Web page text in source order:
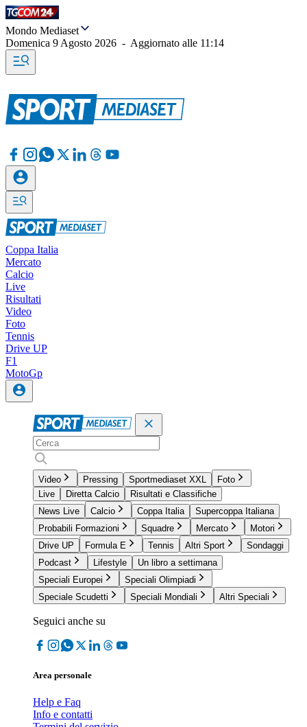
Mondo Mediaset
Domenica 9 Agosto 2026 - Aggiornato alle 11:14
Coppa Italia
Mercato
Calcio
Live
Risultati
Video
Foto
Tennis
Drive UP
F1
MotoGp
Video Pressing Sportmediaset XXL
Foto
Live
Diretta Calcio
Risultati e Classifiche
News Live
Calcio Coppa Italia
Supercoppa Italiana
Probabili Formazioni
Squadre Mercato
Motori
Drive UP
Formula E Tennis Altri Sport
Sondaggi
Podcast
Lifestyle
Un libro a settimana
Speciali Europei
Speciali Olimpiadi
Speciale Scudetti
Speciali Mondiali Altri Speciali
Seguici anche su
Area personale
Help e Faq
Info e contatti